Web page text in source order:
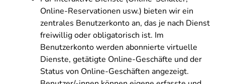
Online-Reservationen usw.) bieten wir ein
zentrales Benutzerkonto an, das je nach Dienst
freiwillig oder obligatorisch ist. Im
Benutzerkonto werden abonnierte virtuelle
Dienste, getätigte Online-Geschäfte und der
Status von Online-Geschäften angezeigt.